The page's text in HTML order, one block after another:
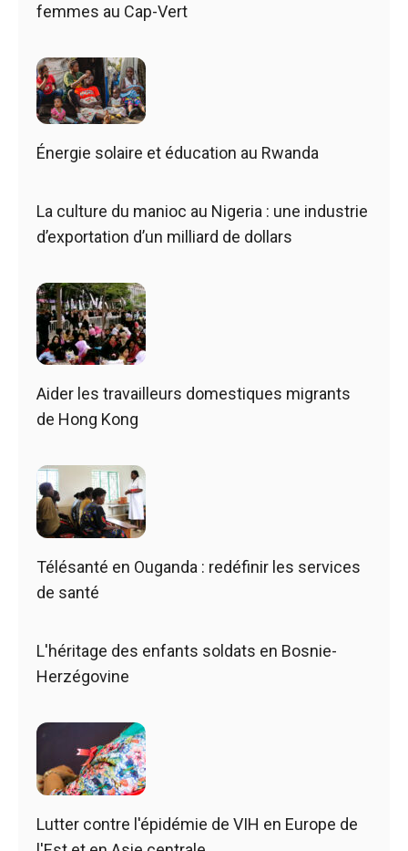
femmes au Cap-Vert
Énergie solaire et éducation au Rwanda
La culture du manioc au Nigeria : une industrie
d’exportation d’un milliard de dollars
Aider les travailleurs domestiques migrants
de Hong Kong
Télésanté en Ouganda : redéfinir les services
de santé
L'héritage des enfants soldats en Bosnie-
Herzégovine
Lutter contre l'épidémie de VIH en Europe de